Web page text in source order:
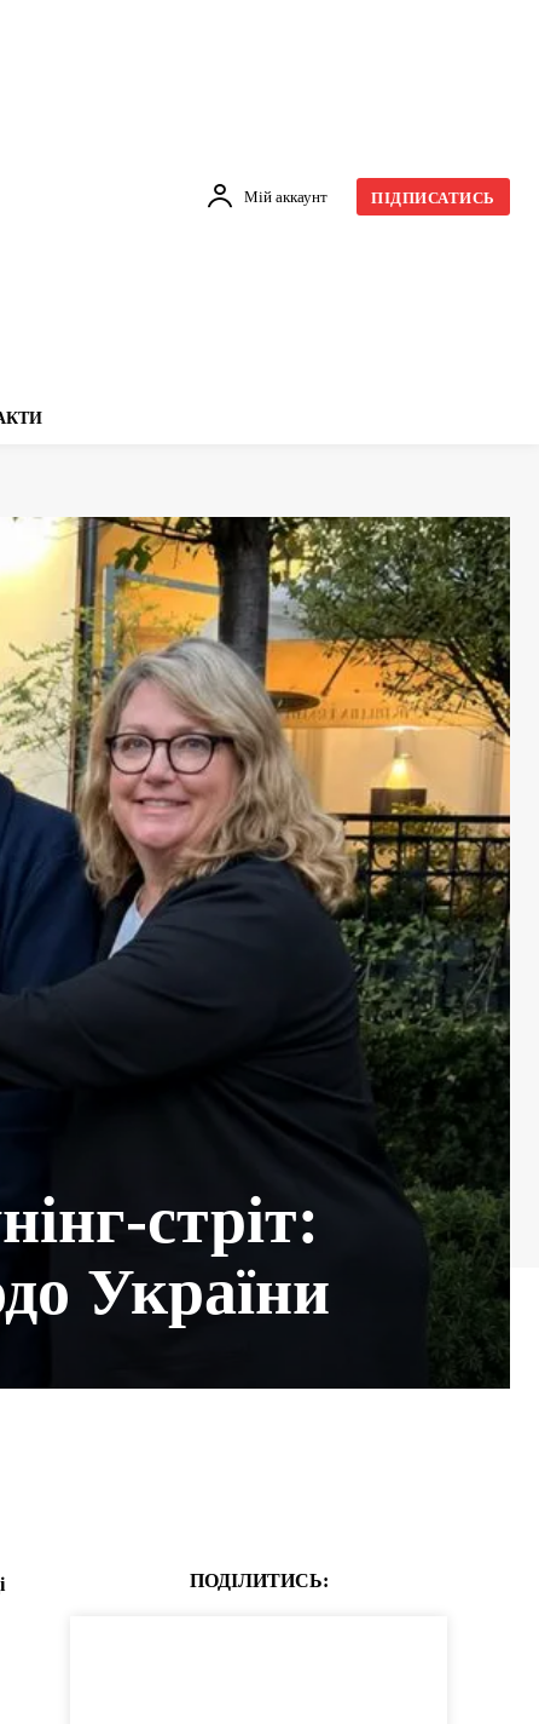
Мій аккаунт ПІДПИСАТИСЬ
стріт:
України
ПОДІЛИТИСЬ: